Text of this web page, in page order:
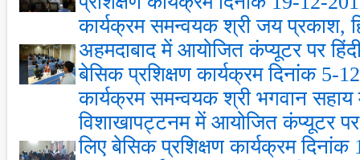
कार्यक्रम समन्‍वयक श्री जय प्रकाश,
अहमदाबाद में आयोजित कंप्‍यूटर पर
बेसिक प्रशिक्षण कार्यक्रम दिनांक 5-
कार्यक्रम समन्‍वयक श्री भगवान सहाय
विशाखापट्टनम में आयोजित कंप्‍यूटर
लिए बेसिक प्रशिक्षण कार्यक्रम